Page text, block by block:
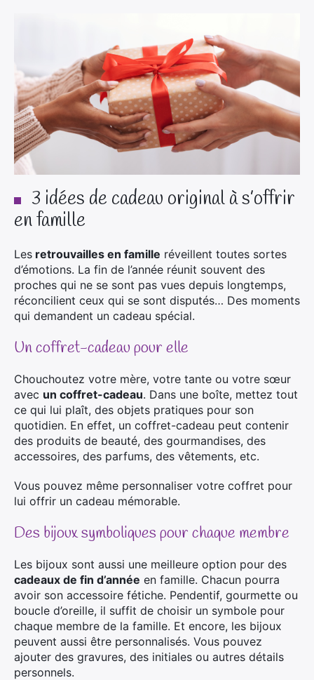
3 idées de cadeau original à s’offrir
en famille
Les retrouvailles en famille réveillent toutes sortes
d’émotions. La fin de l’année réunit souvent des
proches qui ne se sont pas vues depuis longtemps,
réconcilient ceux qui se sont disputés… Des moments
qui demandent un cadeau spécial.
Un coffret-cadeau pour elle
Chouchoutez votre mère, votre tante ou votre sœur
avec un coffret-cadeau. Dans une boîte, mettez tout
ce qui lui plaît, des objets pratiques pour son
quotidien. En effet, un coffret-cadeau peut contenir
des produits de beauté, des gourmandises, des
accessoires, des parfums, des vêtements, etc.
Vous pouvez même personnaliser votre coffret pour
lui offrir un cadeau mémorable.
Des bijoux symboliques pour chaque membre
Les bijoux sont aussi une meilleure option pour des
cadeaux de fin d’année en famille. Chacun pourra
avoir son accessoire fétiche. Pendentif, gourmette ou
boucle d’oreille, il suffit de choisir un symbole pour
chaque membre de la famille. Et encore, les bijoux
peuvent aussi être personnalisés. Vous pouvez
ajouter des gravures, des initiales ou autres détails
personnels.